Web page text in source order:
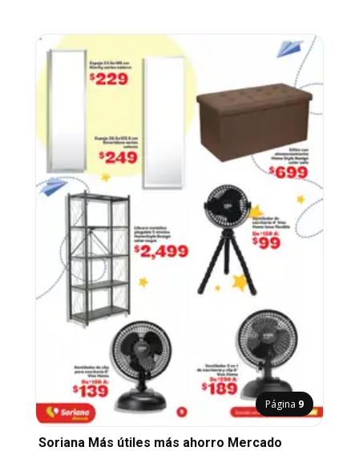
Página 9
Soriana Más útiles más ahorro Mercado